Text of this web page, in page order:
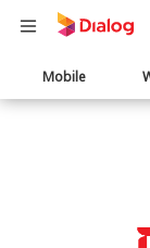
Main
Mobile